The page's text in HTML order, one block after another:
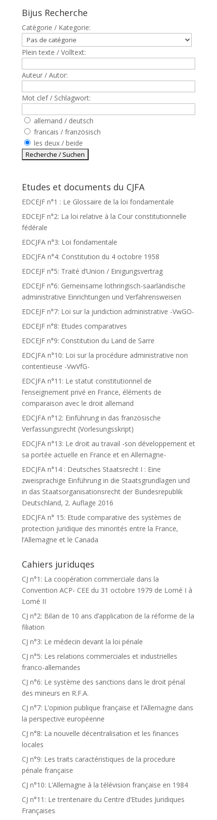
Bijus Recherche
Catègorie / Kategorie:
Plein texte / Volltext:
Auteur / Autor:
Mot clef / Schlagwort:
allemand / deutsch
francais / französisch
les deux / beide
Etudes et documents du CJFA
EDCEJF n°1 : Le Glossaire de la loi fondamentale
EDCEJF n°2: La loi relative à la Cour constitutionnelle
fédérale
EDCJFA n°3: Loi fondamentale
EDCJFA n°4: Constitution du 4 octobre 1958
EDCEJF n°5: Traité d’Union / Einigungsvertrag
EDCEJF n°6: Gemeinsame lothringisch-saarländische
administrative Einrichtungen und Verfahrensweisen
EDCEJF n°7: Loi sur la juridiction administrative -VwGO-
EDCEJF n°8: Etudes comparatives
EDCEJF n°9: Constitution du Land de Sarre
EDCJFA n°10: Loi sur la procédure administrative non
contentieuse -VwVfG-
EDCJFA n°11: Le statut constitutionnel de
l’enseignement privé en France, éléments de
comparaison avec le droit allemand
EDCJFA n°12: Einführung in das französische
Verfassungsrecht (Vorlesungsskript)
EDCJFA n°13: Le droit au travail -son développement et
sa portée actuelle en France et en Allemagne-
EDCJFA n°14 : Deutsches Staatsrecht I : Eine
zweisprachige Einführung in die Staatsgrundlagen und
in das Staatsorganisationsrecht der Bundesrepublik
Deutschland, 2. Auflage 2016
EDCJFA n° 15: Etude comparative des systèmes de
protection juridique des minorités entre la France,
l’Allemagne et le Canada
Cahiers juriduqes
CJ n°1: La coopération commerciale dans la
Convention ACP- CEE du 31 octobre 1979 de Lomé I à
Lomé II
CJ n°2: Bilan de 10 ans d’application de la réforme de la
filiation
CJ n°3: Le médecin devant la loi pénale
CJ n°5: Les relations commerciales et industrielles
franco-allemandes
CJ n°6: Le système des sanctions dans le droit pénal
des mineurs en R.F.A.
CJ n°7: L’opinion publique française et l’Allemagne dans
la perspective européenne
CJ n°8: La nouvelle décentralisation et les finances
locales
CJ n°9: Les traits caractéristiques de la procedure
pénale française
CJ n°10: L’Allemagne à la télévision française en 1984
CJ n°11: Le trentenaire du Centre d’Etudes Juridiques
Françaises